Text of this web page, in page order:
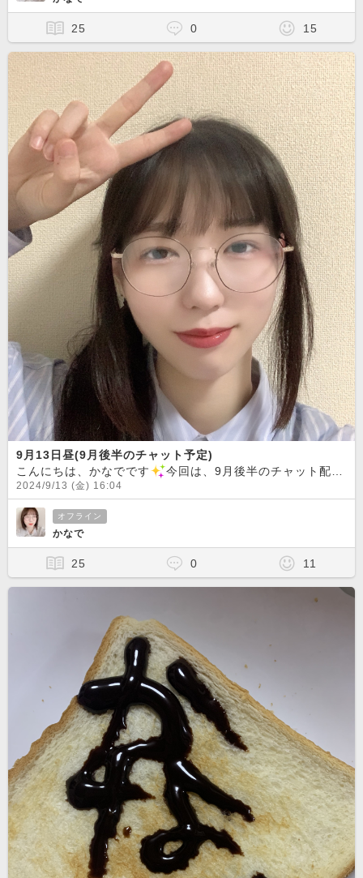
25 0 15
9月13日昼(9月後半のチャット予定)
こんにちは、かなでです
今回は、9月後半のチャット配信予定をお知らせしたいと思います！
2024/9/13 (金) 16:04
オフライン
かなで
25 0 11